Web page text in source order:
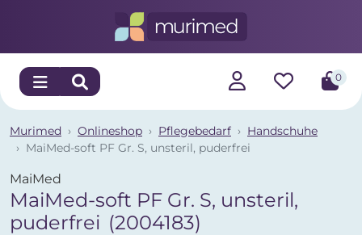
0
Murimed Onlineshop Pflegebedarf
Handschuhe
MaiMed-soft PF Gr. S, unsteril, puderfrei
MaiMed
MaiMed-soft PF Gr. S, unsteril,
puderfrei (2004183)